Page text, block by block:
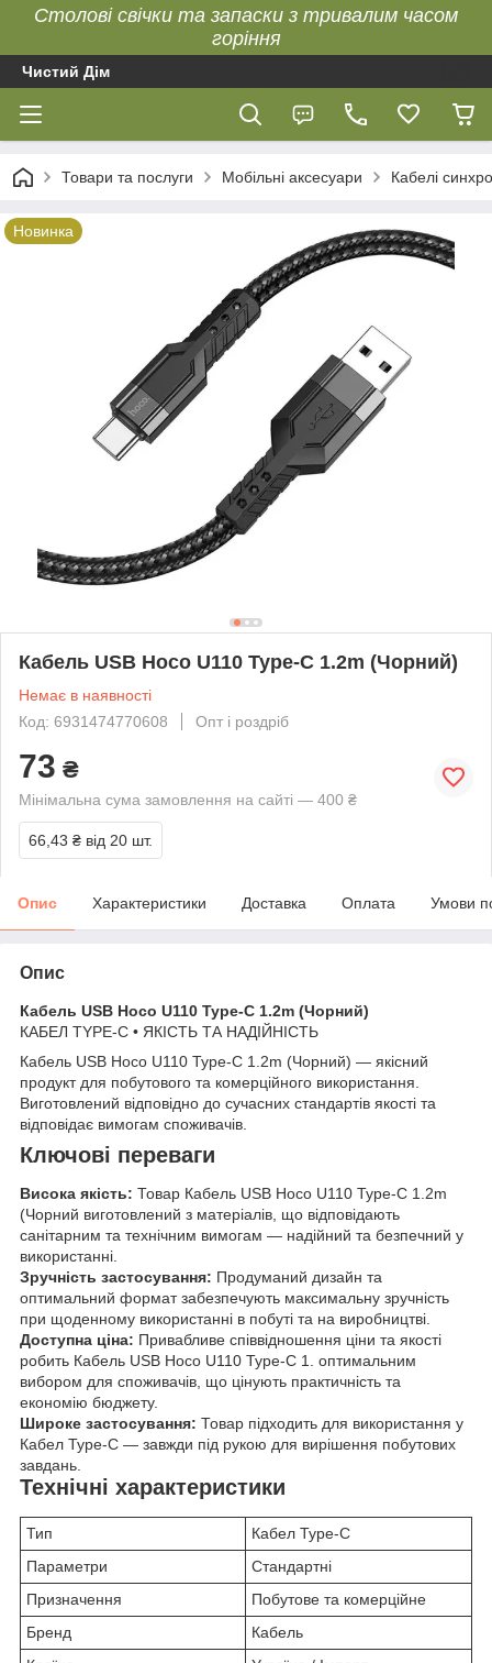
Столові свічки та запаски з тривалим часом
горіння
Чистий Дім
Товари та послуги Мобільні аксесуари Кабелі
Новинка
Кабель USB Hoco U110 Type-C 1.2m (Чорний)
Немає в наявності
Код: 6931474770608
Опт і роздріб
73 ₴
Мінімальна сума замовлення на сайті — 400 ₴
66,43 ₴ від 20 шт.
Опис Характеристики Доставка Оплата Умови
Опис
Кабель USB Hoco U110 Type-C 1.2m (Чорний)
КАБЕЛ TYPE-C • ЯКІСТЬ ТА НАДІЙНІСТЬ
Кабель USB Hoco U110 Type-C 1.2m (Чорний) — якісний
продукт для побутового та комерційного використання.
Виготовлений відповідно до сучасних стандартів якості та
відповідає вимогам споживачів.
Ключові переваги
Висока якість: Товар Кабель USB Hoco U110 Type-C 1.2m
(Чорний виготовлений з матеріалів, що відповідають
санітарним та технічним вимогам — надійний та безпечний у
використанні.
Зручність застосування: Продуманий дизайн та
оптимальний формат забезпечують максимальну зручність
при щоденному використанні в побуті та на виробництві.
Доступна ціна: Привабливе співвідношення ціни та якості
робить Кабель USB Hoco U110 Type-C 1. оптимальним
вибором для споживачів, що цінують практичність та
економію бюджету.
Широке застосування: Товар підходить для використання у
Кабел Type-C — завжди під рукою для вирішення побутових
завдань.
Технічні характеристики
Тип
Кабел Type-C
Параметри
Стандартні
Призначення
Побутове та комерційне
Бренд
Кабель